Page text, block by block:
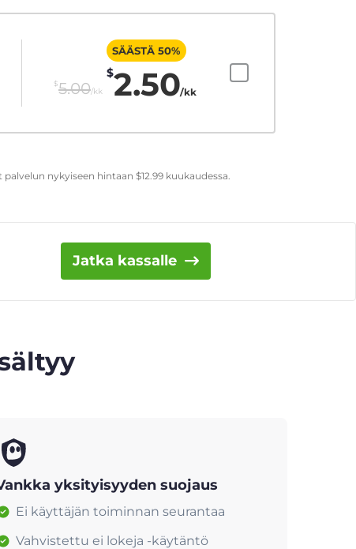
$5.00/kk
SÄÄSTÄ 50%
$2.50/kk
nykyiseen hintaan $12.99 kuukaudessa.
Jatka kassalle
yksityisyyden suojaus
Ei käyttäjän toiminnan seurantaa
Vahvistettu ei lokeja -käytäntö